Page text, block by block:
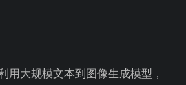
用大规模文本到图像生成模型，